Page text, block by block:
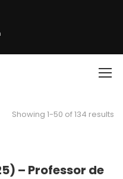
Showing 1-50 of 134 results
– Professor de